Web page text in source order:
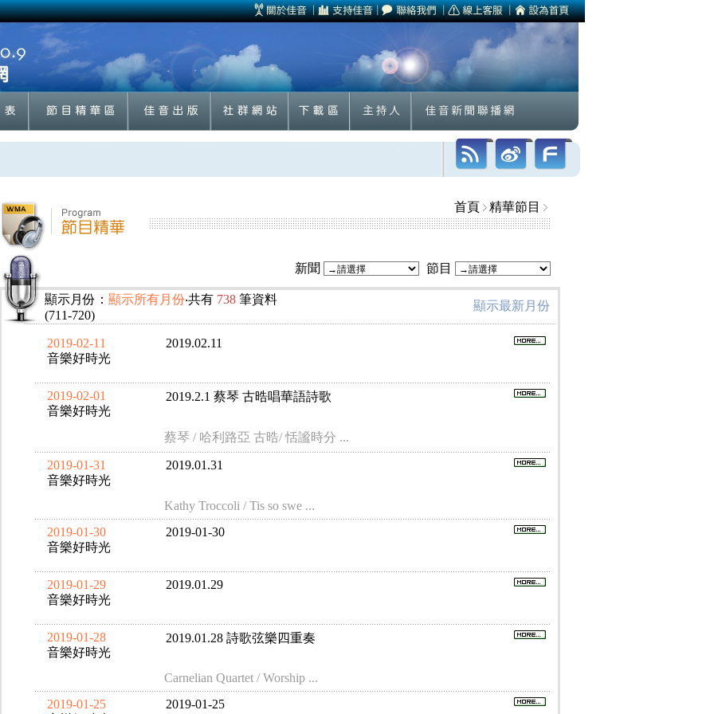
首頁 精華節目
新聞 節目
顯示月份： 顯示所有月份‧共有 738筆資料
(711-720)
顯示最新月份
2019-02-11
音樂好時光
2019.02.11
2019-02-01
音樂好時光
2019.2.1 蔡琴 古晧唱華語詩歌
蔡琴 / 哈利路亞 古晧/ 恬謐時分 ...
2019-01-31
音樂好時光
2019.01.31
Kathy Troccoli / Tis so swe ...
2019-01-30
音樂好時光
2019-01-30
2019-01-29
音樂好時光
2019.01.29
2019-01-28
音樂好時光
2019.01.28 詩歌弦樂四重奏
Carnelian Quartet / Worship ...
2019-01-25
2019-01-25